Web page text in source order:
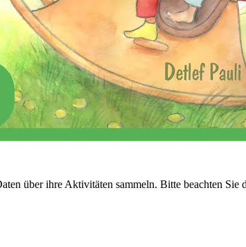
über ihre Aktivitäten sammeln. Bitte beachten Sie